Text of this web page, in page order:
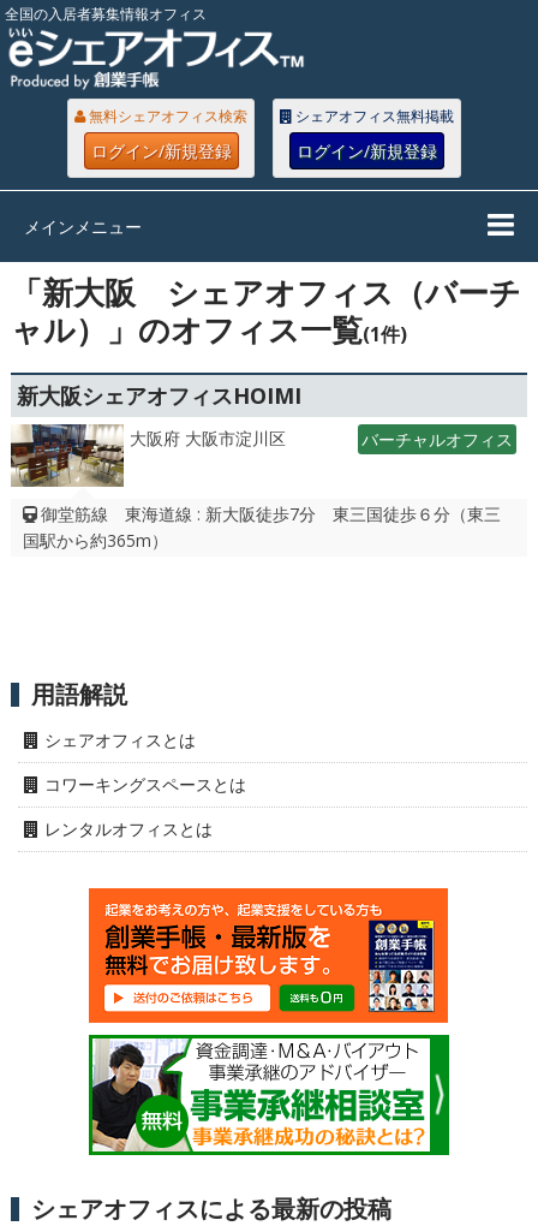
全国の入居者募集情報オフィス
無料シェアオフィス検索
ログイン/新規登録
シェアオフィス無料掲載
ログイン/新規登録
メインメニュー
「新大阪 シェアオフィス（バーチ
ャル）」のオフィス一覧(1件)
新大阪シェアオフィスHOIMI
大阪府 大阪市淀川区 バーチャルオフィス
御堂筋線 東海道線 : 新大阪徒歩7分 東三国徒歩６分（東三
国駅から約365m）
用語解説
シェアオフィスとは
コワーキングスペースとは
レンタルオフィスとは
シェアオフィスによる最新の投稿